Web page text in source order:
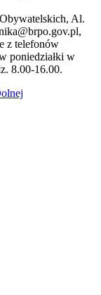
Al.
z telefonów
poniedziałki w
8.00-16.00.